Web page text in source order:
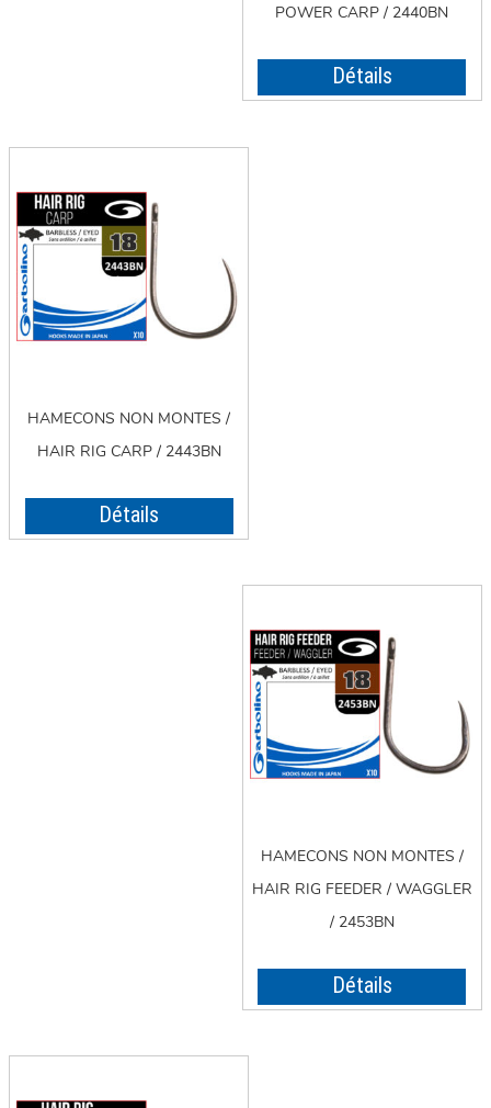
POWER CARP / 2440BN
Détails
HAMECONS NON MONTES /
HAIR RIG CARP / 2443BN
Détails
HAMECONS NON MONTES /
HAIR RIG FEEDER / WAGGLER
/ 2453BN
Détails